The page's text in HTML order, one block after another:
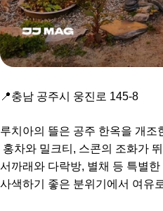
📍충남 공주시 웅진로 145-8
루치아의 뜰은 공주 한옥을 개조
홍차와 밀크티, 스콘의 조화가
서까래와 다락방, 별채 등 특별
사색하기 좋은 분위기에서 여유